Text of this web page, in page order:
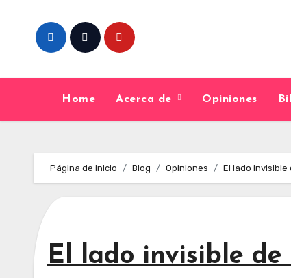
content
Home Acerca de Opiniones
Página de inicio Blog Opiniones El lado invisible
El lado invisible